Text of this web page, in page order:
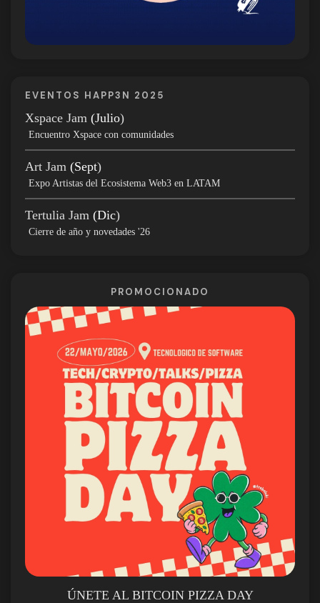
EVENTOS HAPP3N 2025
Xspace Jam (Julio)
Encuentro Xspace con comunidades
Art Jam (Sept)
Expo Artistas del Ecosistema Web3 en LATAM
Tertulia Jam (Dic)
Cierre de año y novedades '26
PROMOCIONADO
ÚNETE AL BITCOIN PIZZA DAY